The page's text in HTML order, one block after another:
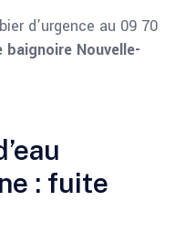
d’urgence au 09 70
Nouvelle-
: fuite